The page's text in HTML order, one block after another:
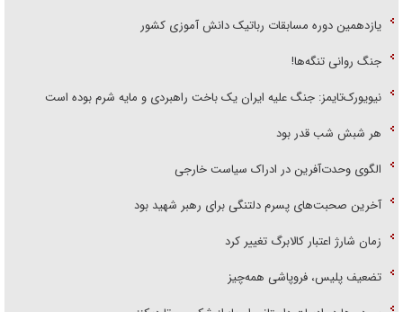
یازدهمین دوره مسابقات رباتیک دانش آموزی کشور
جنگ روانی تنگه‌ها!
نیویورک‌تایمز: جنگ علیه ایران یک باخت راهبردی و مایه شرم بوده است
هر شبش شب قدر بود
الگوی وحدت‌آفرین در ادراک سیاست خارجی
آخرین صحبت‌های پسرم دلتنگی برای رهبر شهید بود
زمان شارژ اعتبار کالابرگ تغییر کرد
تضعیف پلیس، فروپاشی همه‌چیز